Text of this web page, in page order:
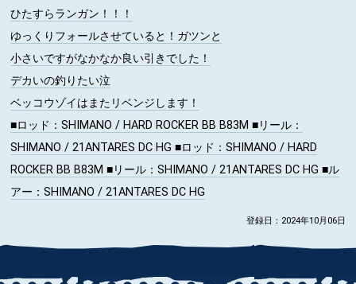
ひたすらランガン！！！
ゆっくりフォールさせていると！ガツンと
小さいですがなかなか良い引きでした！
デカいの釣りたい泣
ベッコウゾイはまたリベンジします！
■ロッド ：SHIMANO / HARD ROCKER BB B83M■リール ：
SHIMANO / 21ANTARES DC HG■ロッド ：SHIMANO / HARD
ROCKER BB B83M■リール ：SHIMANO / 21ANTARES DC HG■ル
アー ：SHIMANO / 21ANTARES DC HG
登録日：2024年10月06日